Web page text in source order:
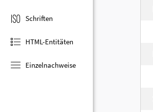
Schriften
HTML-Entitäten
Einzelnachweise